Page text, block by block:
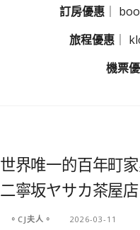
訂房優惠｜
旅程優惠｜
機票
界唯一的百年町
二寧坂ヤサカ茶屋店
。CJ夫人。 2026-03-11